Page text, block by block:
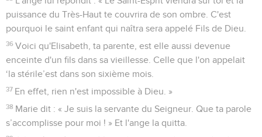
puissance du Très-Haut te couvrira de son ombre. C'est
pourquoi le saint enfant qui naîtra sera appelé Fils de Dieu.
36 Voici qu'Elisabeth, ta parente, est elle aussi devenue
enceinte d'un fils dans sa vieillesse. Celle que l'on appelait
‘la stérile’est dans son sixième mois.
37 En effet, rien n'est impossible à Dieu. »
38 Marie dit : « Je suis la servante du Seigneur. Que ta parole
s’accomplisse pour moi ! » Et l'ange la quitta.